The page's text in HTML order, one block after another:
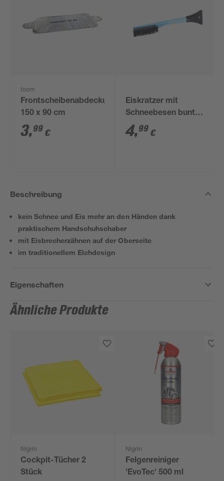
toom
Frontscheibenabdeckung
150 x 90 cm
3,99 €
Eiskratzer mit
Schneebesen bunt
sortiert 9 x 40 cm
4,99 €
Beschreibung
kein Schnee und Eis mehr an den Händen dank
praktischem Handschuhschaber
mit Eisbrecherzähnen auf der Oberseite
im traditionellem Elchdesign
Eigenschaften
Ähnliche Produkte
Nigrin
Cockpit-Tücher 2
Stück
Nigrin
Felgenreiniger
'EvoTec' 500 ml